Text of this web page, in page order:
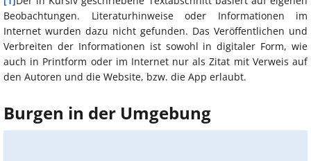
Beobachtungen. Literaturhinweise oder Informationen im
Internet wurden dazu nicht gefunden. Das Veröffentlichen und
Verbreiten der Informationen ist sowohl in digitaler Form, wie
auch in Printform oder im Internet nur als Zitat mit Verweis auf
den Autoren und die Website, bzw. die App erlaubt.
Burgen in der Umgebung